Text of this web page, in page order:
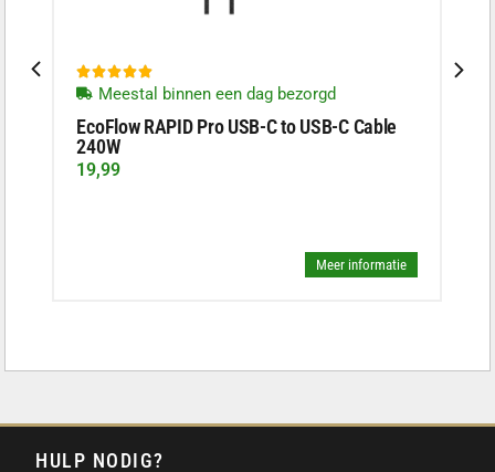

Meestal binnen een dag bezorgd
EcoFlow RAPID Pro USB-C to USB-C Cable
240W
19,99
Meer informatie
HULP NODIG?